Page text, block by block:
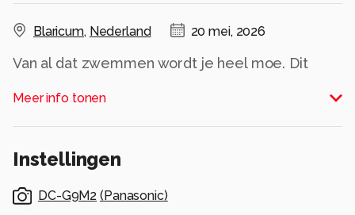
Blaricum, Nederland 20 mei, 2026
Van al dat zwemmen wordt je heel moe. Dit
moeders rug om een dutje te doen.
eerste zwemles van de 10 zwaantjes.
Alle rechten voorbehouden
Meer info tonen
Instellingen
DC-G9M2 (Panasonic)